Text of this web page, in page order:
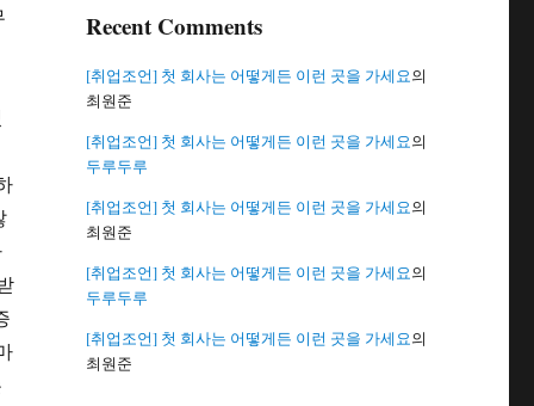
Recent Comments
[취업조언] 첫 회사는 어떻게든 이런 곳을 가세요의
최원준
[취업조언] 첫 회사는 어떻게든 이런 곳을 가세요의
두루두루
[취업조언] 첫 회사는 어떻게든 이런 곳을 가세요의
최원준
[취업조언] 첫 회사는 어떻게든 이런 곳을 가세요의
두루두루
[취업조언] 첫 회사는 어떻게든 이런 곳을 가세요의
최원준